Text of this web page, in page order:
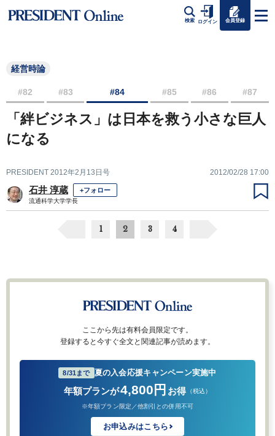
検索 ログイン 会員登録
経営時論
#82 #83 #84 #85 #86 #87
「絆ビジネス」は日本を救う小さな巨人
になる
PRESIDENT 2012年2月13日号 2012/02/28 17:00
石井 淳蔵 +フォロー
流通科学大学学長
1 2 3 4
ここから先は有料会員限定です。
登録すると今すぐ全文と関連記事が読めます。
8/31まで 夏の入会応援キャンペーン実施中
年額プランが4,800円 お得 （税込）
※年額プラン限定／他割引との併用不可
お申込みはこちら